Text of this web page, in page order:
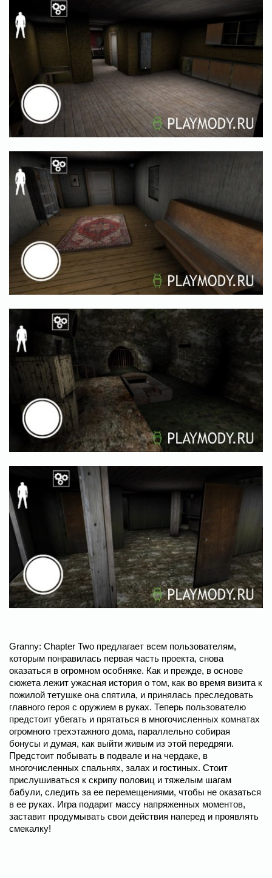
Granny: Chapter Two предлагает всем пользователям,
которым понравилась первая часть проекта, снова
оказаться в огромном особняке. Как и прежде, в основе
сюжета лежит ужасная история о том, как во время визита к
пожилой тетушке она спятила, и принялась преследовать
главного героя с оружием в руках. Теперь пользователю
предстоит убегать и прятаться в многочисленных комнатах
огромного трехэтажного дома, параллельно собирая
бонусы и думая, как выйти живым из этой передряги.
Предстоит побывать в подвале и на чердаке, в
многочисленных спальнях, залах и гостиных. Стоит
прислушиваться к скрипу половиц и тяжелым шагам
бабули, следить за ее перемещениями, чтобы не оказаться
в ее руках. Игра подарит массу напряженных моментов,
заставит продумывать свои действия наперед и проявлять
смекалку!